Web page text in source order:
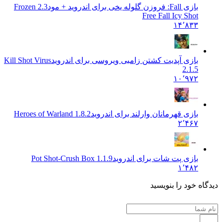
2.3 Frozen
Free Fall Icy Shot
۱۴٬۸۳۳
بازی آپدیت کشتن زامبی ویروسی برای اندروید Kill Shot Virus
۱۰٬۹۷۲
بازی قهرمانان وارلند برای اندروید Heroes of Warland 1.8.2
بازی پت شات برای اندروید Pot Shot-Crush Box 1.1.9
خود را بنویسید